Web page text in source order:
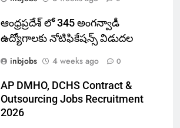
ఆంధ్రప్రదేశ్ లో 345 అంగన్వాడీ
ఉద్యోగాలకు నోటిఫికేషన్స్ విడుదల
inbjobs
4 weeks ago 0
AP DMHO, DCHS Contract &
Outsourcing Jobs Recruitment
2026